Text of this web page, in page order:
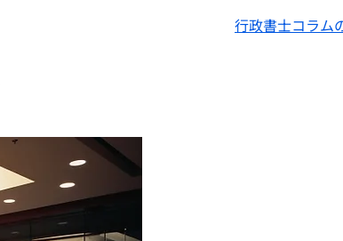
行政書士コラム